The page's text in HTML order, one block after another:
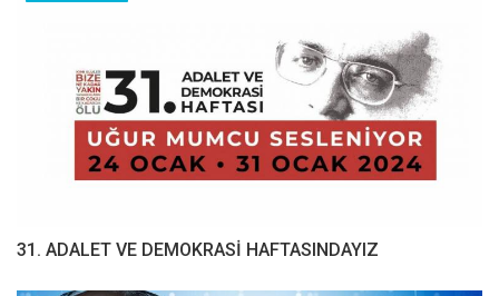
31. ADALET VE DEMOKRASİ HAFTASINDAYIZ